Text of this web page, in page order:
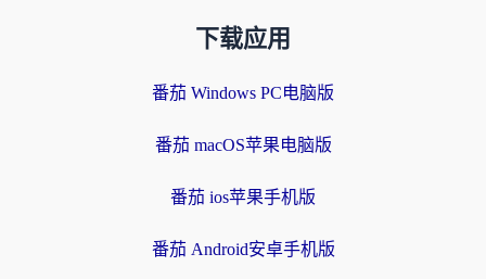
下载应用
番茄 Windows PC电脑版
番茄 macOS苹果电脑版
番茄 ios苹果手机版
番茄 Android安卓手机版